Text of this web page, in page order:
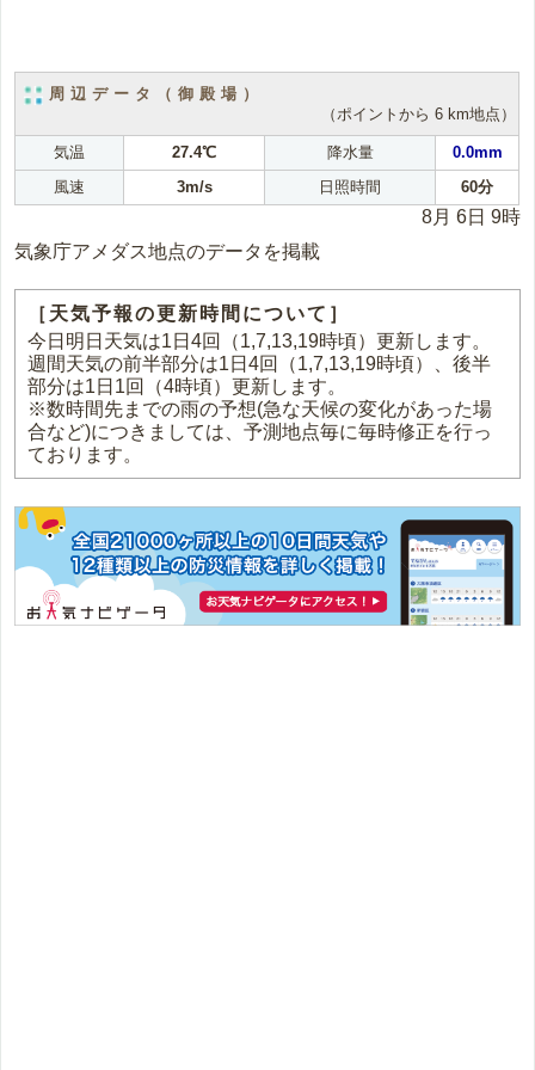
周辺データ（御殿場）
（ポイントから 6 km地点）
気温 27.4℃ 降水量
0.0mm
風速
3m/s 日照時間 60分
8月 6日 9時
気象庁アメダス地点のデータを掲載
［天気予報の更新時間について］
今日明日天気は1日4回（1,7,13,19時頃）更新します。
週間天気の前半部分は1日4回（1,7,13,19時頃）、後半
部分は1日1回（4時頃）更新します。
※数時間先までの雨の予想(急な天候の変化があった場
合など)につきましては、予測地点毎に毎時修正を行っ
ております。